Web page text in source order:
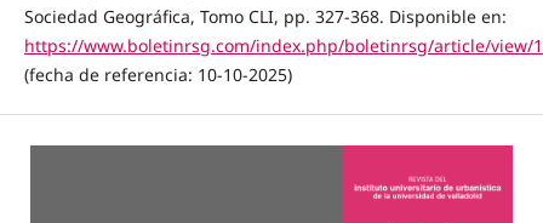
Sociedad Geográfica, Tomo CLI, pp. 327-368. Disponible en:
https://www.boletinrsg.com/index.php/boletinrsg/article/view/
(fecha de referencia: 10-10-2025)